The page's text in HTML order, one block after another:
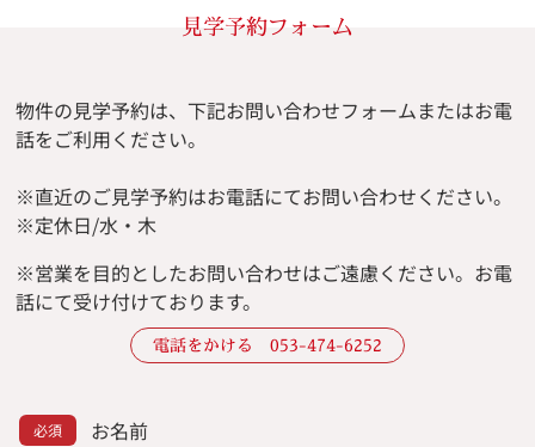
見学予約フォーム
物件の見学予約は、下記お問い合わせフォームまたはお電
話をご利用ください。
※直近のご見学予約はお電話にてお問い合わせください。
※定休日/水・木
※営業を目的としたお問い合わせはご遠慮ください。 お電
話にて受け付けております。
電話をかける 053-474-6252
お名前